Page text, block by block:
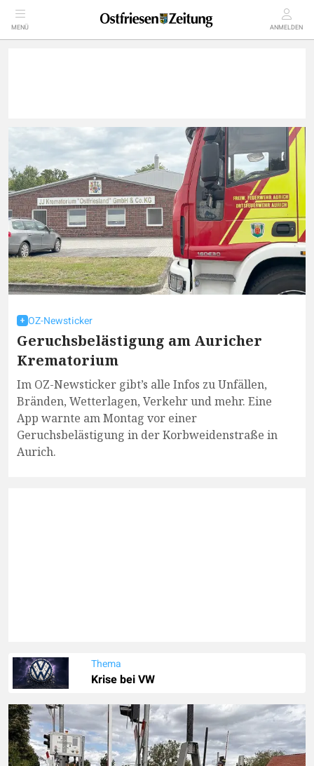
MENÜ ANMELDEN
OZ-Newsticker
Geruchsbelästigung am Auricher
Krematorium
Im OZ-Newsticker gibt’s alle Infos zu Unfällen,
Bränden, Wetterlagen, Verkehr und mehr. Eine
App warnte am Montag vor einer
Geruchsbelästigung in der Korbweidenstraße in
Aurich.
Thema
Krise bei VW